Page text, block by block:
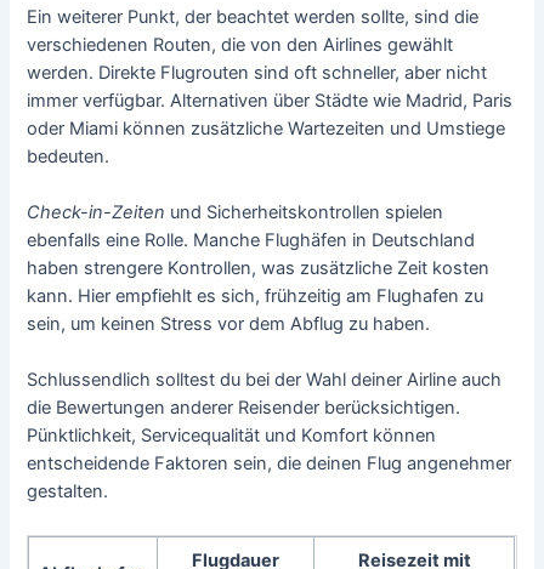
Ein weiterer Punkt, der beachtet werden sollte, sind die
verschiedenen Routen, die von den Airlines gewählt
werden. Direkte Flugrouten sind oft schneller, aber nicht
immer verfügbar. Alternativen über Städte wie Madrid, Paris
oder Miami können zusätzliche Wartezeiten und Umstiege
bedeuten.
Check-in-Zeiten und Sicherheitskontrollen spielen
ebenfalls eine Rolle. Manche Flughäfen in Deutschland
haben strengere Kontrollen, was zusätzliche Zeit kosten
kann. Hier empfiehlt es sich, frühzeitig am Flughafen zu
sein, um keinen Stress vor dem Abflug zu haben.
Schlussendlich solltest du bei der Wahl deiner Airline auch
die Bewertungen anderer Reisender berücksichtigen.
Pünktlichkeit, Servicequalität und Komfort können
entscheidende Faktoren sein, die deinen Flug angenehmer
gestalten.
Flugdauer
Reisezeit mit